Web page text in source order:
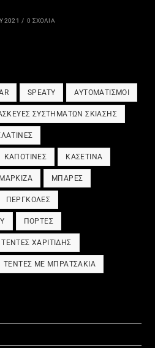
2021 / 0 ΣΧΌΛΙΑ
SPEATY ΑΥΤΟΜΑΤΙΣΜΟΊ
ΣΥΣΤΗΜΆΤΩΝ ΣΚΊΑΣΗΣ
ΚΑΠΟΤΊΝΕΣ ΚΑΣΕΤΊΝΑ
ΜΑΡΚΊΖΑ ΜΠΆΡΕΣ
ΠΈΡΓΚΟΛΕΣ
ΠΌΡΤΕΣ
ΤΈΝΤΕΣ ΧΑΡΙΤΊΔΗΣ
ΤΈΝΤΕΣ ΜΕ ΜΠΡΑΤΣΆΚΙΑ